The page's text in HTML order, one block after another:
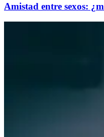
Amistad entre sexos: